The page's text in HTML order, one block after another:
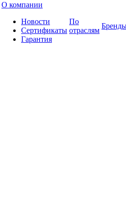
О компании
Новости
Сертификаты
Гарантия
По
отраслям